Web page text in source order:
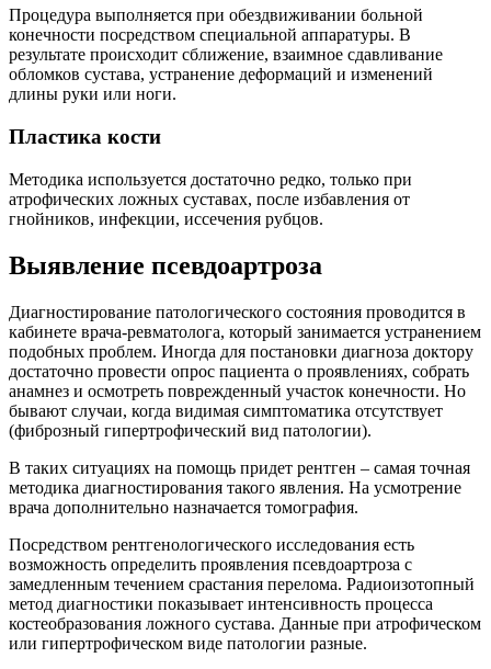
Процедура выполняется при обездвиживании больной
конечности посредством специальной аппаратуры. В
результате происходит сближение, взаимное сдавливание
обломков сустава, устранение деформаций и изменений
длины руки или ноги.
Пластика кости
Методика используется достаточно редко, только при
атрофических ложных суставах, после избавления от
гнойников, инфекции, иссечения рубцов.
Выявление псевдоартроза
Диагностирование патологического состояния проводится в
кабинете врача-ревматолога, который занимается устранением
подобных проблем. Иногда для постановки диагноза доктору
достаточно провести опрос пациента о проявлениях, собрать
анамнез и осмотреть поврежденный участок конечности. Но
бывают случаи, когда видимая симптоматика отсутствует
(фиброзный гипертрофический вид патологии).
В таких ситуациях на помощь придет рентген – самая точная
методика диагностирования такого явления. На усмотрение
врача дополнительно назначается томография.
Посредством рентгенологического исследования есть
возможность определить проявления псевдоартроза с
замедленным течением срастания перелома. Радиоизотопный
метод диагностики показывает интенсивность процесса
костеобразования ложного сустава. Данные при атрофическом
или гипертрофическом виде патологии разные.